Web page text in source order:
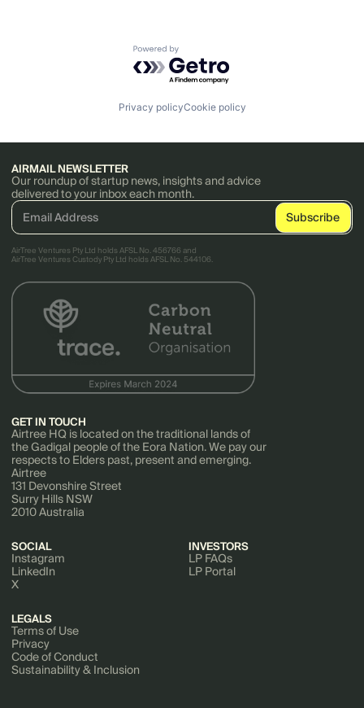
Powered by Getro.com
Privacy policyCookie policy
AIRMAIL NEWSLETTER
Our roundup of startup news, insights and advice
delivered to your inbox each month.
AirTree Ventures Pty Ltd holds AFSL No. 456766 and
AirTree Ventures Custody Pty Ltd holds AFSL No. 544106.
GET IN TOUCH
Airtree HQ is located on the traditional lands of
the Gadigal people of the Eora Nation. We pay our
respects to Elders past, present and emerging.
Airtree
131 Devonshire Street
Surry Hills NSW
2010 Australia
SOCIAL
Instagram
LinkedIn
X
INVESTORS
LP FAQs
LP Portal
LEGALS
Terms of Use
Privacy
Code of Conduct
Sustainability & Inclusion